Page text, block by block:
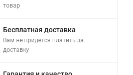
товар
Бесплатная доставка
Вам не придется платить за
доставку